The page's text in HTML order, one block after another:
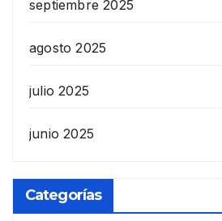
septiembre 2025
agosto 2025
julio 2025
junio 2025
Categorías